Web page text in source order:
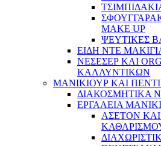
MAKE UP
ΨΕΥΤΙΚΕΣ
ΕΙΔΗ ΝΤΕ
ΝΕΣΕΣΕΡ ΚΑΙ
ΚΑΛΛΥΝΤΙΚΩΝ
ΜΑΝΙΚΙΟΥΡ ΚΑΙ
ΔΙΑΚΟΣΜΗΤΙΚΑ
ΕΡΓΑΛΕΙΑ
ΑΣΕΤΟΝ